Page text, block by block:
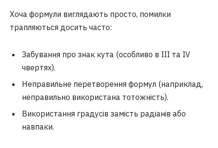
Хоча формули виглядають просто, помилки
трапляються досить часто:
Забування про знак кута (особливо в ІІІ та ІV
чвертях).
Неправильне перетворення формул (наприклад,
неправильно використана тотожність).
Використання градусів замість радіанів або
навпаки.